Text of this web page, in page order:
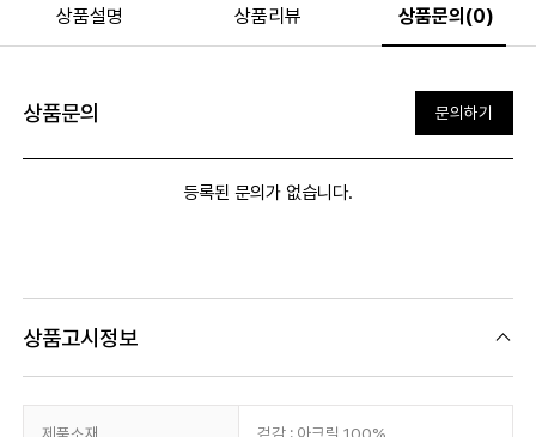
상품설명 상품리뷰 상품문의(0)
상품문의 문의하기
등록된 문의가 없습니다.
상품고시정보